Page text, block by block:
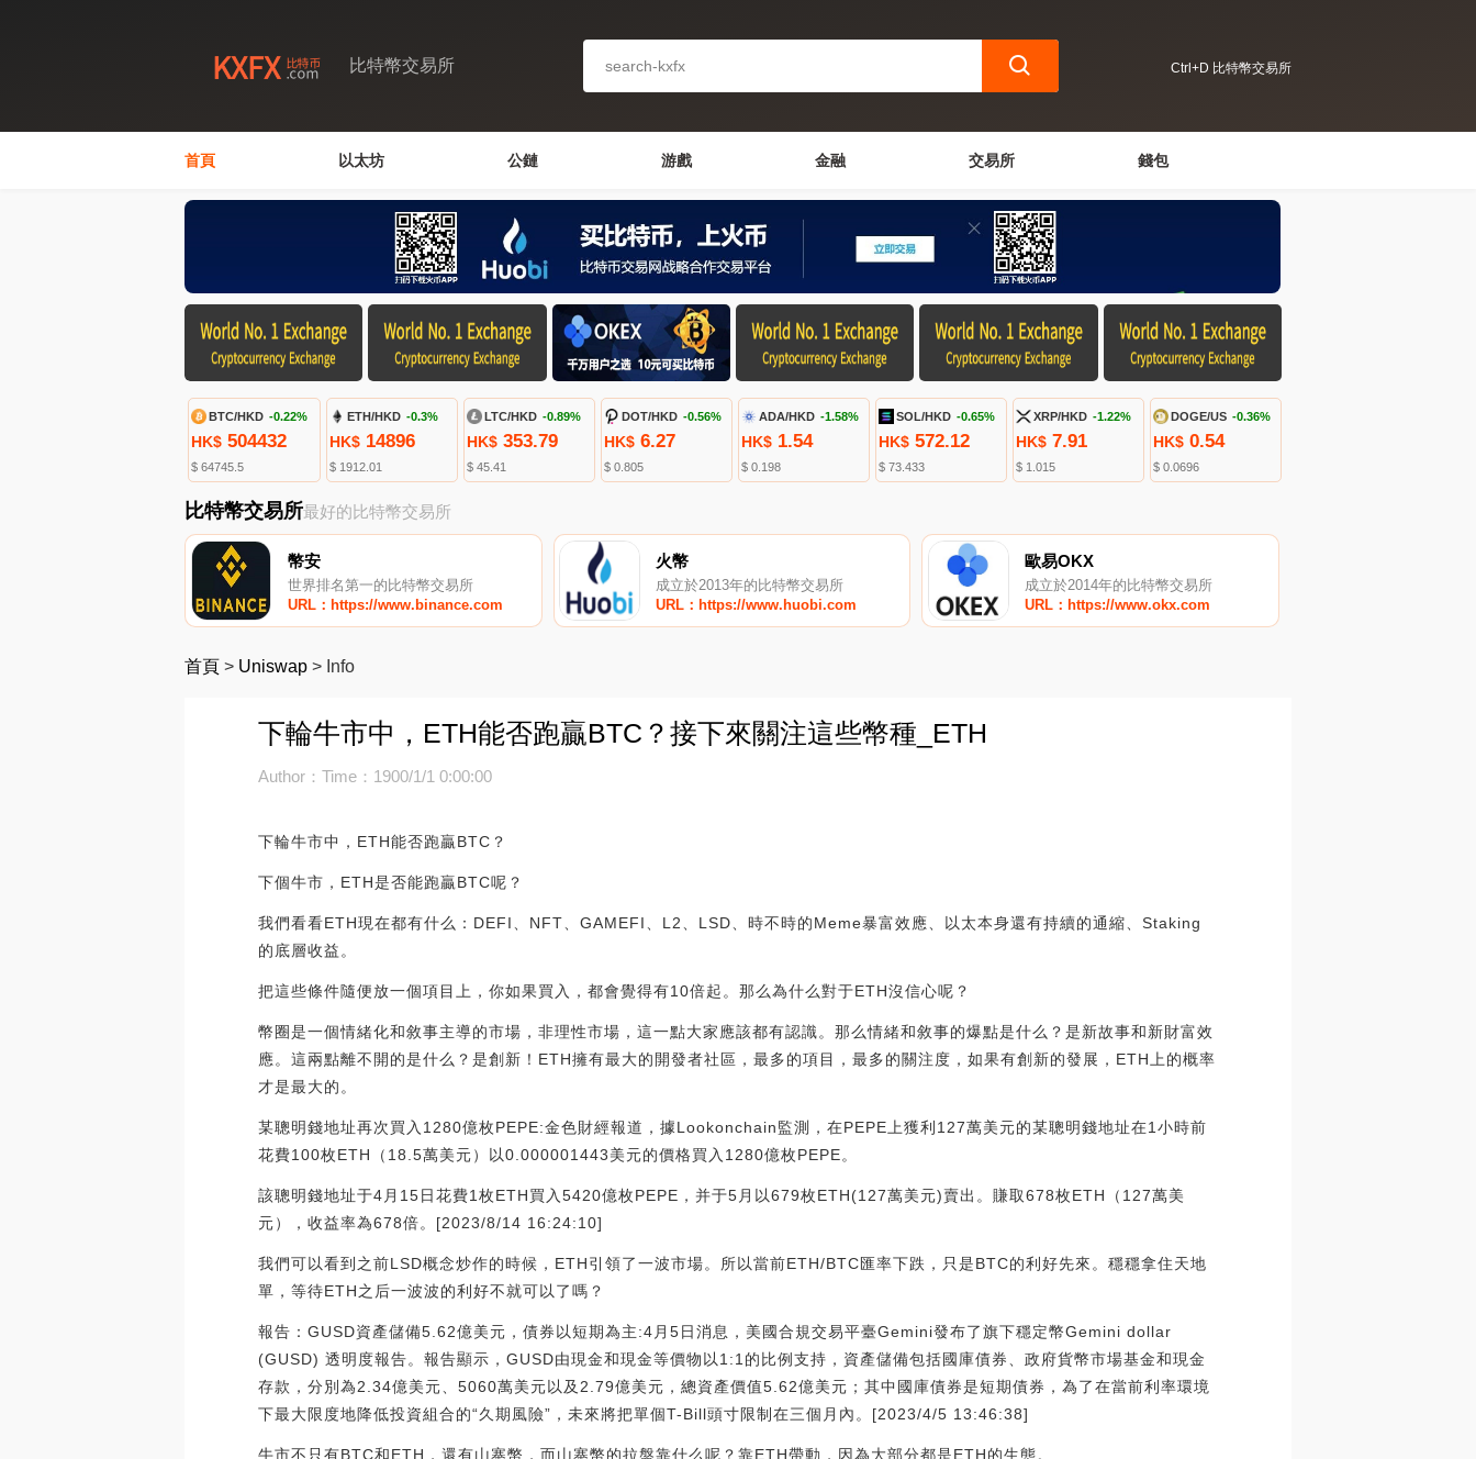
比特幣交易所 Ctrl+D 比特幣交易所
首頁 以太坊 公鏈 游戲 金融 交易所 錢包
BTC/HKD -0.22%
HK$ 504432
$ 64745.5
ETH/HKD -0.3%
HK$14896
$ 1912.01
LTC/HKD -0.89%
HK$353.79
$ 45.41
DOT/HKD -0.56%
HK$6.27
$ 0.805
ADA/HKD -1.58%
HK$1.54
$ 0.198
SOL/HKD -0.65%
HK$ 572.12
$ 73.433
XRP/HKD -1.22%
HK$ 7.91
$ 1.015
DOGE/US -0.36%
HK$ 0.54
$ 0.0696
比特幣交易所最好的比特幣交易所
幣安
世界排名第一的比特幣交易所
URL：https://www.binance.com
火幣
成立於2013年的比特幣交易所
URL：https://www.huobi.com
歐易OKX
成立於2014年的比特幣交易所
URL：https://www.okx.com
首頁 > Uniswap > Info
下輪牛市中，ETH能否跑贏BTC？接下來關注這些幣種_ETH
Author：Time：1900/1/1 0:00:00
下輪牛市中，ETH能否跑贏BTC？
下個牛市，ETH是否能跑贏BTC呢？
我們看看ETH現在都有什么：DEFI、NFT、GAMEFI、L2、LSD、時不時的Meme暴富效應、以太本身還有持續的通縮、Staking
的底層收益。
把這些條件隨便放一個項目上，你如果買入，都會覺得有10倍起。那么為什么對于ETH沒信心呢？
幣圈是一個情緒化和敘事主導的市場，非理性市場，這一點大家應該都有認識。那么情緒和敘事的爆點是什么？是新故事和新財富效
應。這兩點離不開的是什么？是創新！ETH擁有最大的開發者社區，最多的項目，最多的關注度，如果有創新的發展，ETH上的概率
才是最大的。
某聰明錢地址再次買入1280億枚PEPE:金色財經報道，據Lookonchain監測，在PEPE上獲利127萬美元的某聰明錢地址在1小時前
花費100枚ETH（18.5萬美元）以0.000001443美元的價格買入1280億枚PEPE。
該聰明錢地址于4月15日花費1枚ETH買入5420億枚PEPE，并于5月以679枚ETH(127萬美元)賣出。賺取678枚ETH（127萬美
元），收益率為678倍。[2023/8/14 16:24:10]
我們可以看到之前LSD概念炒作的時候，ETH引領了一波市場。所以當前ETH/BTC匯率下跌，只是BTC的利好先來。穩穩拿住天地
單，等待ETH之后一波波的利好不就可以了嗎？
報告：GUSD資產儲備5.62億美元，債券以短期為主:4月5日消息，美國合規交易平臺Gemini發布了旗下穩定幣Gemini dollar
(GUSD) 透明度報告。報告顯示，GUSD由現金和現金等價物以1:1的比例支持，資產儲備包括國庫債券、政府貨幣市場基金和現金
存款，分別為2.34億美元、5060萬美元以及2.79億美元，總資產價值5.62億美元；其中國庫債券是短期債券，為了在當前利率環境
下最大限度地降低投資組合的“久期風險”，未來將把單個T-Bill頭寸限制在三個月內。[2023/4/5 13:46:38]
牛市不只有BTC和ETH，還有山寨幣，而山寨幣的拉盤靠什么呢？靠ETH帶動，因為大部分都是ETH的生態。